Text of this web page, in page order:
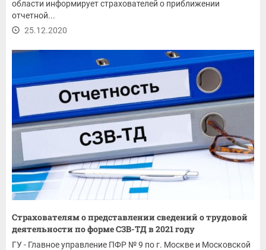
области информирует страхователей о приближении
отчетной...
25.12.2020
Страхователям о представлении сведений о трудовой
деятельности по форме СЗВ-ТД в 2021 году
ГУ - Главное управление ПФР № 9 по г. Москве и Московской